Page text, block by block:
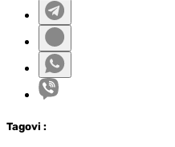
Tagovi :